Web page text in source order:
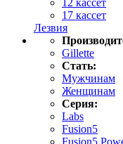
12 кассет
17 кассет
Лезвия
Gillette
Стать:
Мужчинам
Женщинам
Серия:
Labs
Fusion5